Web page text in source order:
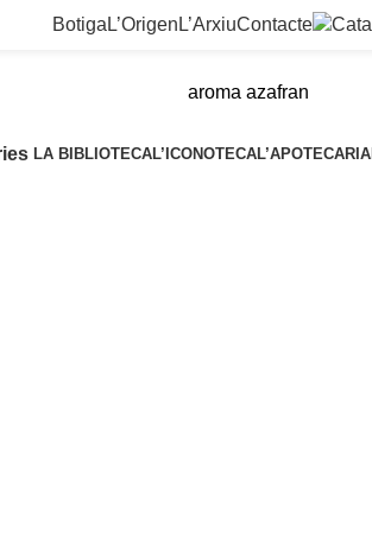
Botiga L’Origen L’ArxiuContacte
aroma azafran
LA BIBLIOTECAL’ICONOTECAL’APOTECARIA